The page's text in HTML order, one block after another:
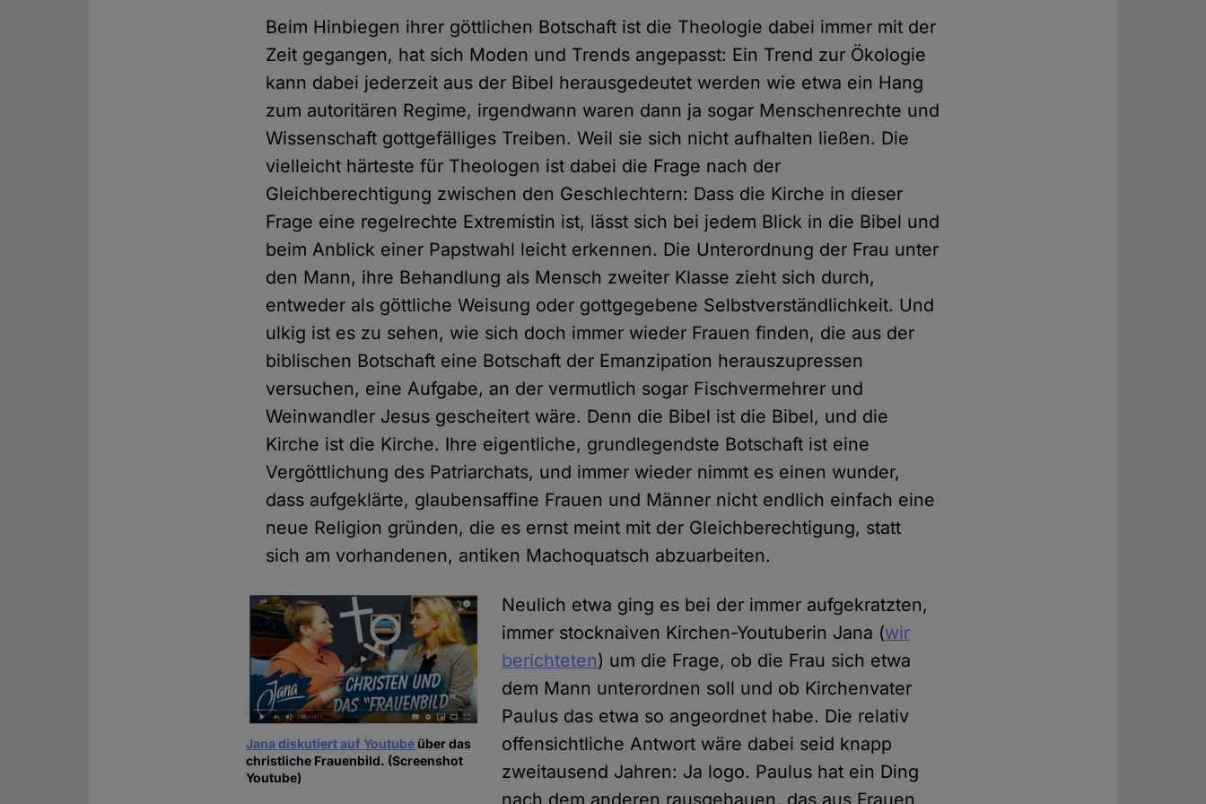
Beim Hinbiegen ihrer göttlichen Botschaft ist die Theologie dabei immer mit der
Zeit gegangen, hat sich Moden und Trends angepasst: Ein Trend zur Ökologie
kann dabei jederzeit aus der Bibel herausgedeutet werden wie etwa ein Hang
zum autoritären Regime, irgendwann waren dann ja sogar Menschenrechte und
Wissenschaft gottgefälliges Treiben. Weil sie sich nicht aufhalten ließen. Die
vielleicht härteste für Theologen ist dabei die Frage nach der
Gleichberechtigung zwischen den Geschlechtern: Dass die Kirche in dieser
Frage eine regelrechte Extremistin ist, lässt sich bei jedem Blick in die Bibel und
beim Anblick einer Papstwahl leicht erkennen. Die Unterordnung der Frau unter
den Mann, ihre Behandlung als Mensch zweiter Klasse zieht sich durch,
entweder als göttliche Weisung oder gottgegebene Selbstverständlichkeit. Und
ulkig ist es zu sehen, wie sich doch immer wieder Frauen finden, die aus der
biblischen Botschaft eine Botschaft der Emanzipation herauszupressen
versuchen, eine Aufgabe, an der vermutlich sogar Fischvermehrer und
Weinwandler Jesus gescheitert wäre. Denn die Bibel ist die Bibel, und die
Kirche ist die Kirche. Ihre eigentliche, grundlegendste Botschaft ist eine
Vergöttlichung des Patriarchats, und immer wieder nimmt es einen wunder,
dass aufgeklärte, glaubensaffine Frauen und Männer nicht endlich einfach eine
neue Religion gründen, die es ernst meint mit der Gleichberechtigung, statt
sich am vorhandenen, antiken Machoquatsch abzuarbeiten.
Jana diskutiert auf Youtube über das
christliche Frauenbild. (Screenshot
Youtube)
Neulich etwa ging es bei der immer aufgekratzten,
immer stocknaiven Kirchen-Youtuberin Jana (wir
berichteten) um die Frage, ob die Frau sich etwa
dem Mann unterordnen soll und ob Kirchenvater
Paulus das etwa so angeordnet habe. Die relativ
offensichtliche Antwort wäre dabei seid knapp
zweitausend Jahren: Ja logo. Paulus hat ein Ding